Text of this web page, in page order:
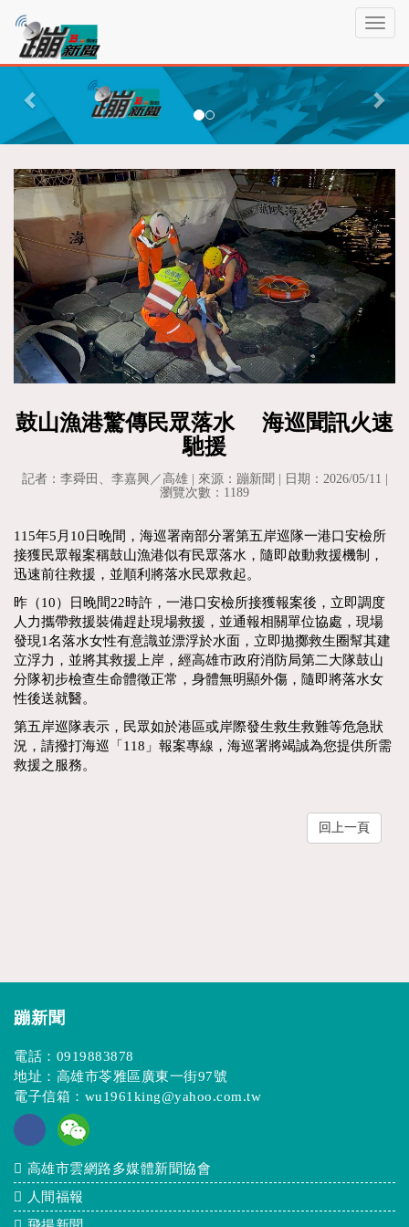
T
g
l
e
v
g
a
t
i
o
蹦
新
聞P
r
v
i
o
u
s
N
e
x
t
鼓山漁港驚傳民眾落水 海巡聞訊火速
馳援
記者：李舜田、李嘉興／高雄 | 來源：蹦新聞 | 日期：2026/05/11 |
瀏覽次數：1189
115年5月10日晚間，海巡署南部分署第五岸巡隊一港口安檢所
接獲民眾報案稱鼓山漁港似有民眾落水，隨即啟動救援機制，
迅速前往救援，並順利將落水民眾救起。
昨（10）日晚間22時許，一港口安檢所接獲報案後，立即調度
人力攜帶救援裝備趕赴現場救援，並通報相關單位協處，現場
發現1名落水女性有意識並漂浮於水面，立即拋擲救生圈幫其建
立浮力，並將其救援上岸，經高雄市政府消防局第二大隊鼓山
分隊初步檢查生命體徵正常，身體無明顯外傷，隨即將落水女
性後送就醫。
第五岸巡隊表示，民眾如於港區或岸際發生救生救難等危急狀
況，請撥打海巡「118」報案專線，海巡署將竭誠為您提供所需
救援之服務。
回上一頁
蹦新聞
電話： 0919883878
地址：高雄市苓雅區廣東一街97號
電子信箱： wu1961king@yahoo.com.tw
高雄市雲網路多媒體新聞協會
人間福報